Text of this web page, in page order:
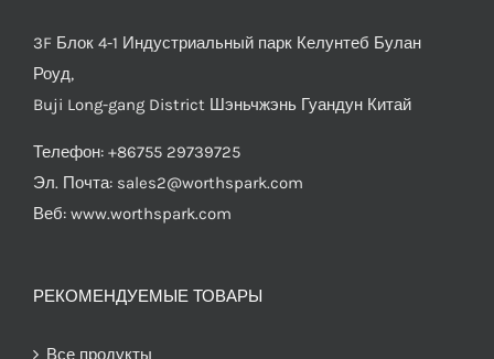
3F Блок 4-1 Индустриальный парк Келунтеб Булан
Роуд,
Buji Long-gang District Шэньчжэнь Гуандун Китай
Телефон: +86755 29739725
Эл. Почта: sales2@worthspark.com
Веб: www.worthspark.com
РЕКОМЕНДУЕМЫЕ ТОВАРЫ
Все продукты